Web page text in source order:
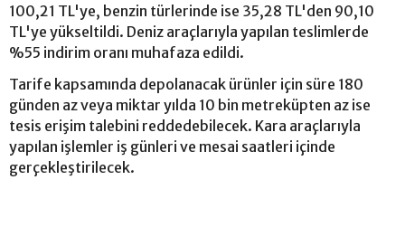
100,21 TL'ye, benzin türlerinde ise 35,28 TL'den 90,10
TL'ye yükseltildi. Deniz araçlarıyla yapılan teslimlerde
%55 indirim oranı muhafaza edildi.
Tarife kapsamında depolanacak ürünler için süre 180
günden az veya miktar yılda 10 bin metreküpten az ise
tesis erişim talebini reddedebilecek. Kara araçlarıyla
yapılan işlemler iş günleri ve mesai saatleri içinde
gerçekleştirilecek.